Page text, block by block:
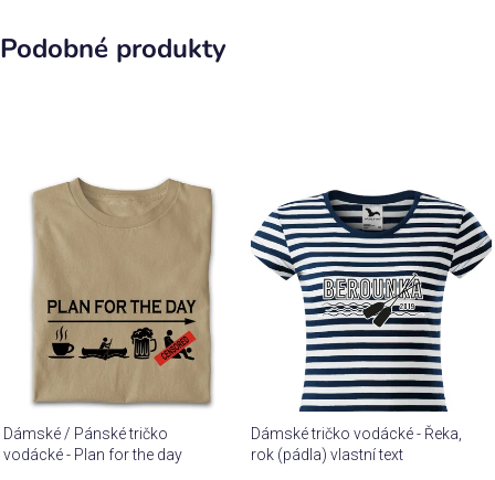
Podobné produkty
Dámské / Pánské tričko
vodácké - Plan for the day
Dámské tričko vodácké - Řeka,
rok (pádla) vlastní text